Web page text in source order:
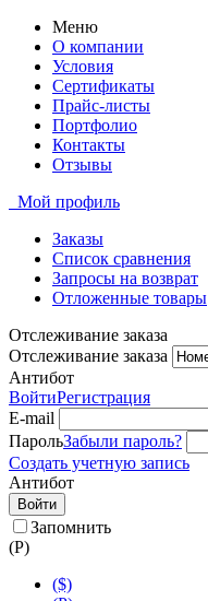
Меню
О компании
Условия
Сертификаты
Прайс-листы
Портфолио
Контакты
Отзывы
Мой профиль
Заказы
Список сравнения
Запросы на возврат
Отложенные товары
Отслеживание заказа
Отслеживание заказа
Антибот
ВойтиРегистрация
E-mail
ПарольЗабыли пароль?
Создать учетную запись
Антибот
Войти
Запомнить
(Р)
($)